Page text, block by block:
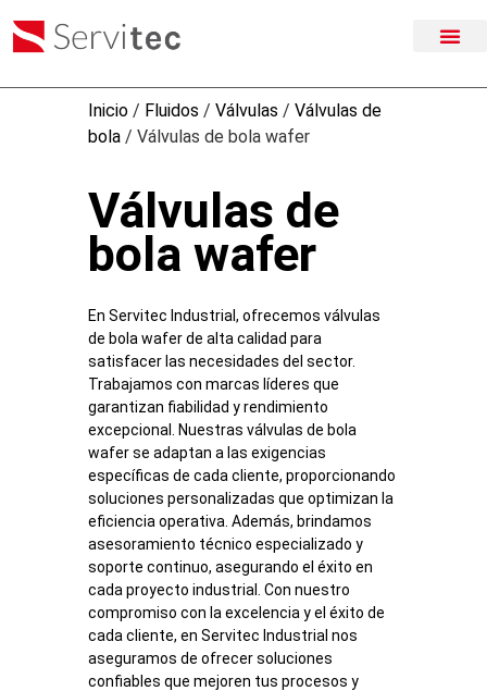
Inicio / Fluidos /Válvulas /Válvulas de
bola / Válvulas de bola wafer
Válvulas de
bola wafer
En Servitec Industrial, ofrecemos válvulas
de bola wafer de alta calidad para
satisfacer las necesidades del sector.
Trabajamos con marcas líderes que
garantizan fiabilidad y rendimiento
excepcional. Nuestras válvulas de bola
wafer se adaptan a las exigencias
específicas de cada cliente, proporcionando
soluciones personalizadas que optimizan la
eficiencia operativa. Además, brindamos
asesoramiento técnico especializado y
soporte continuo, asegurando el éxito en
cada proyecto industrial. Con nuestro
compromiso con la excelencia y el éxito de
cada cliente, en Servitec Industrial nos
aseguramos de ofrecer soluciones
confiables que mejoren tus procesos y